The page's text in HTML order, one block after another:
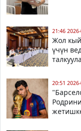
21:46
Жол
үчүн
20:51